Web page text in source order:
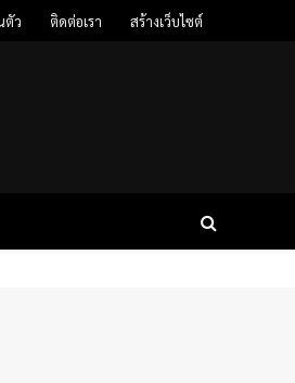
ตัว ติดต่อเรา สร้างเว็บไซต์